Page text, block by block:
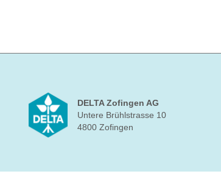
DELTA Zofingen AG
Untere Brühlstrasse 10
4800 Zofingen